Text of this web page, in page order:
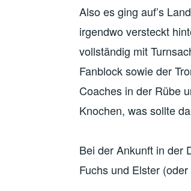
Also es ging auf’s
irgendwo versteckt
vollständig mit
Fanblock sowie der
Coaches in der Rübe
Knochen, was sollte
Bei der Ankunft in der
Fuchs und Elster